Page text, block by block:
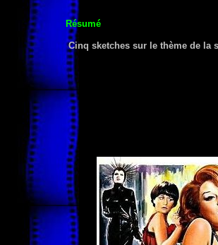
Résumé
Cinq sketches sur le thème de la